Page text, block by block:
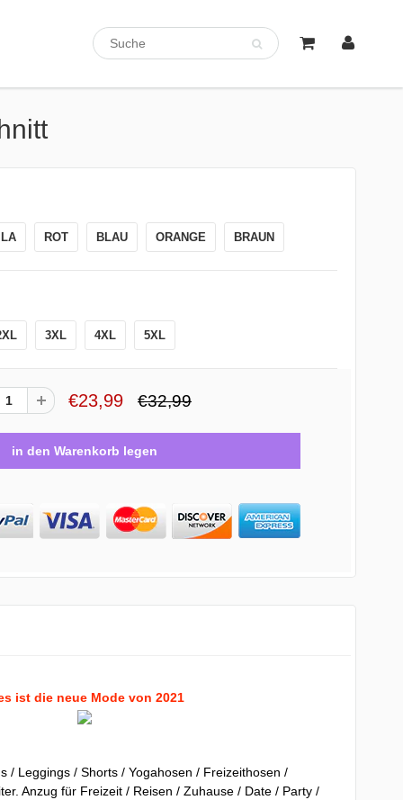
ROT BLAU ORANGE BRAUN
3XL 4XL 5XL
€23,99 €32,99
ist die neue Mode von 2021
/ Leggings / Shorts / Yogahosen / Freizeithosen /
Anzug für Freizeit / Reisen / Zuhause / Date / Party /